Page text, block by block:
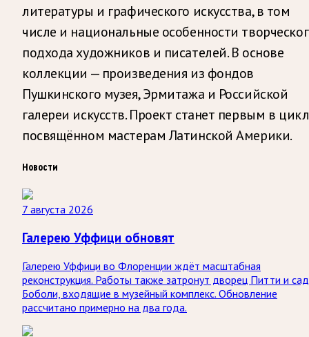
литературы и графического искусства, в том
числе и национальные особенности
подхода художников и писателей. В основе
коллекции — произведения из фондов
Пушкинского музея, Эрмитажа и Российской
галереи искусств. Проект станет первым в
посвящённом мастерам Латинской Америки.
Новости
7 августа 2026
Галерею Уффици обновят
Галерею Уффици во Флоренции ждёт масштабная
реконструкция. Работы также затронут дворец Питти и
Боболи, входящие в музейный комплекс. Обновление
рассчитано примерно на два года.